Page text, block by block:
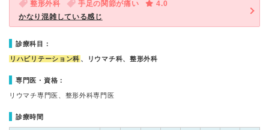
整形外科 手足の関節が痛い
4.0
かなり混雑している感じ
診療科目：
リハビリテーション科 、リウマチ科、整形外科
専門医・資格：
リウマチ専門医、整形外科専門医
診療時間